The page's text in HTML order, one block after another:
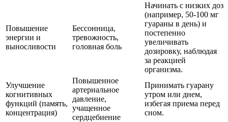
Повышение
энергии и
выносливости
Бессонница,
тревожность,
головная боль
Начинать с низких доз
(например, 50-100 мг
гуараны в день) и
постепенно
увеличивать
дозировку, наблюдая
за реакцией
организма.
Улучшение
когнитивных
функций (память,
концентрация)
Повышенное
артериальное
давление,
учащенное
сердцебиение
Принимать гуарану
утром или днем,
избегая приема перед
сном.